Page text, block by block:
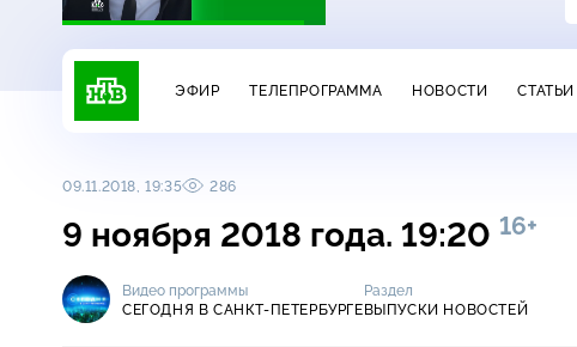
ЭФИР ТЕЛЕПРОГРАММА НОВОСТИ СТАТЬИ
09.11.2018, 19:35 286
9 ноября 2018 года. 19:20 16+
Видео программы
СЕГОДНЯ В САНКТ-ПЕТЕРБУРГЕ
Раздел
ВЫПУСКИ НОВОСТЕЙ